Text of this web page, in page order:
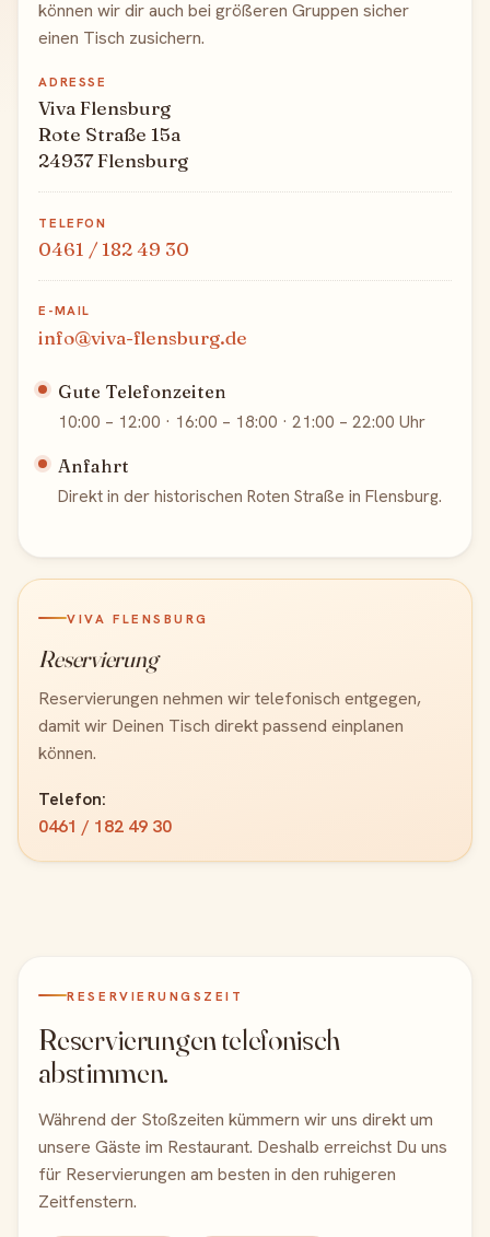
können wir dir auch bei größeren Gruppen sicher
einen Tisch zusichern.
ADRESSE
Viva Flensburg
Rote Straße 15a
24937 Flensburg
TELEFON
0461 / 182 49 30
E-MAIL
info@viva-flensburg.de
Gute Telefonzeiten
10:00 – 12:00 · 16:00 – 18:00 · 21:00 – 22:00 Uhr
Anfahrt
Direkt in der historischen Roten Straße in Flensburg.
VIVA FLENSBURG
Reservierung
Reservierungen nehmen wir telefonisch entgegen,
damit wir Deinen Tisch direkt passend einplanen
können.
Telefon:
0461 / 182 49 30
RESERVIERUNGSZEIT
Reservierungen telefonisch
abstimmen.
Während der Stoßzeiten kümmern wir uns direkt um
unsere Gäste im Restaurant. Deshalb erreichst Du uns
für Reservierungen am besten in den ruhigeren
Zeitfenstern.